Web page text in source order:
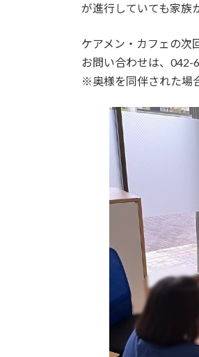
が進行していても家族
ケアメン・カフェの次
お問い合わせは、042-
※奥様を同伴された場